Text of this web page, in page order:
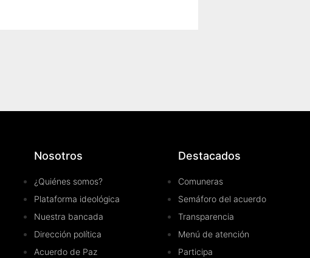
Nosotros
¿Quiénes somos?
Plataforma ideológica
Nuestra bancada
Dirección política
Acuerdo de Paz
Destacados
Comuneras
Semáforo del acuerdo
Transparencia
Menú de atención
Participa